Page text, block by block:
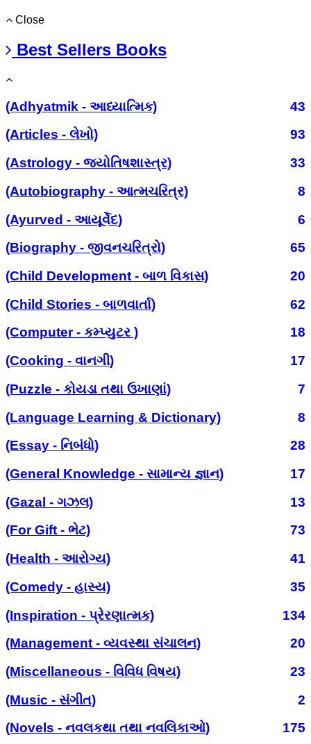
Close
Best Sellers Books
(Adhyatmik - આધ્યાત્મિક)
43
(Articles - લેખો)
93
(Astrology - જ્યોતિષશાસ્ત્ર)
33
(Autobiography - આત્મચરિત્ર)
8
(Ayurved - આયૂર્વેદ)
6
(Biography - જીવનચરિત્રો)
65
(Child Development - બાળ વિકાસ)
20
(Child Stories - બાળવાર્તા)
62
(Computer - કમ્પ્યુટર )
18
(Cooking - વાનગી)
17
(Puzzle - કોયડા તથા ઉખાણાં)
7
(Language Learning & Dictionary)
8
(Essay - નિબંધો)
28
(General Knowledge - સામાન્ય જ્ઞાન)
17
(Gazal - ગઝલ)
13
(For Gift - ભેટ)
73
(Health - આરોગ્ય)
41
(Comedy - હાસ્ય)
35
(Inspiration - પ્રેરણાત્મક)
134
(Management - વ્યવસ્થા સંચાલન)
20
(Miscellaneous - વિવિધ વિષય)
23
(Music - સંગીત)
2
(Novels - નવલકથા તથા નવલિકાઓ)
175